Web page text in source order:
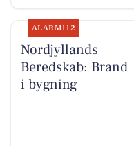
ALARM112
Nordjyllands
Beredskab: Brand
i bygning